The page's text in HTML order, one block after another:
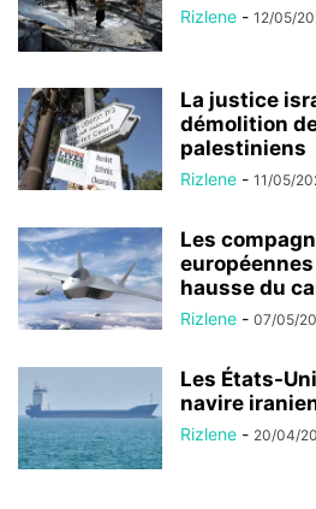
Rizlene - 12/05/
La justice
démolition
palestiniens
Rizlene - 11/05/
Les
hausse du
Rizlene - 07/05/
Les États-
navire
Rizlene - 20/04/